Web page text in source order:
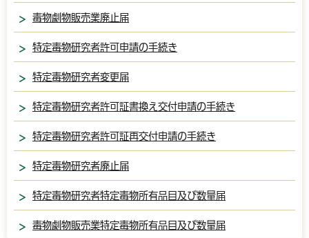
毒物劇物販売業廃止届
特定毒物研究者許可申請の手続き
特定毒物研究者変更届
特定毒物研究者許可証書換え交付申請の手続き
特定毒物研究者許可証再交付申請の手続き
特定毒物研究者廃止届
特定毒物研究者特定毒物所有品目及び数量届
毒物劇物販売業特定毒物所有品目及び数量届